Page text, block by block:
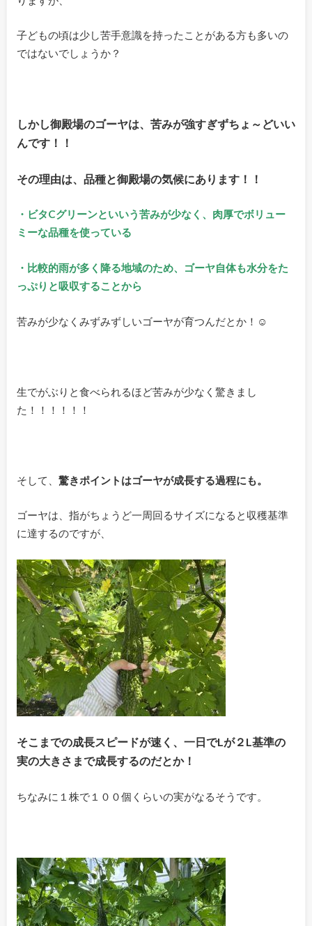
子どもの頃は少し苦手意識を持ったことがある方も多いの
ではないでしょうか？
しかし御殿場のゴーヤは、苦みが強すぎずちょ～どいい
んです！！
その理由は、品種と御殿場の気候にあります！！
・ビタCグリーンといいう苦みが少なく、肉厚でボリュー
ミーな品種を使っている
・比較的雨が多く降る地域のため、ゴーヤ自体も水分をた
っぷりと吸収することから
苦みが少なくみずみずしいゴーヤが育つんだとか！☺
生でがぶりと食べられるほど苦みが少なく驚きまし
た！！！！！！
そして、 驚きポイントはゴーヤが成長する過程にも。
ゴーヤは、指がちょうど一周回るサイズになると収穫基準
に達するのですが、
そこまでの成長スピードが速く、一日でLが２L基準の
実の大きさまで成長するのだとか！
ちなみに１株で１００個くらいの実がなるそうです。